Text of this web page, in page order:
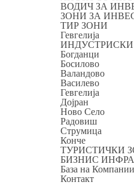
ВОДИЧ ЗА
ЗОНИ ЗА
ТИР ЗОНИ
Гевгелија
Богданци
Босилово
Валандово
Василево
Гевгелија
Дојран
Ново Село
Радовиш
Струмица
Конче
ТУРИСТИЧКИ
БИЗНИС
База на Компании
Контакт